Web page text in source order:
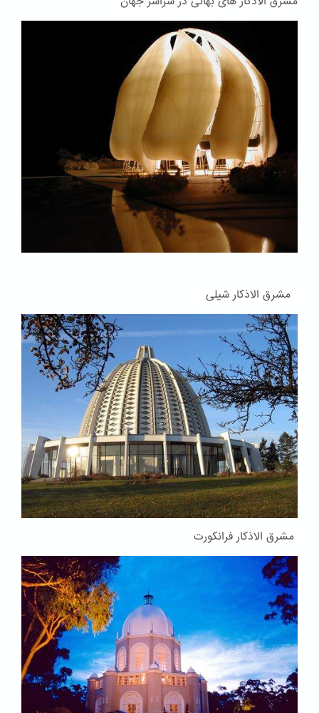
مشرق الاذکار شیلی
مشرق الاذکار فرانکورت